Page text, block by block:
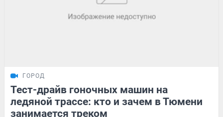
ГОРОД
Тест-драйв гоночных машин на
ледяной трассе: кто и зачем в Тюмени
занимается треком